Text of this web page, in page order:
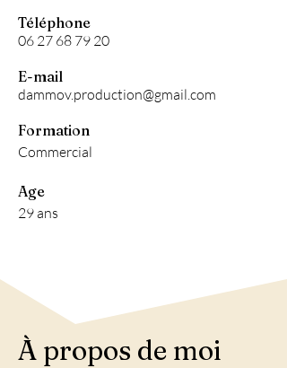
Téléphone
06 27 68 79 20
E-mail
dammov.production@gmail.com
Formation
Commercial
Age
29 ans
À propos de moi